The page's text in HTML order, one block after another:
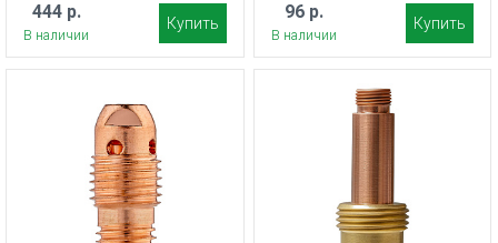
444 р.
В наличии
Купить
96 р.
В наличии
Купить